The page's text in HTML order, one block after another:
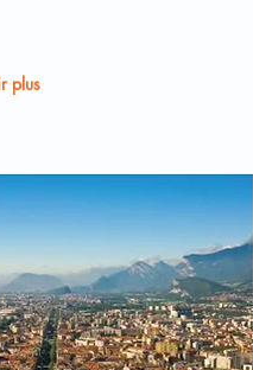
plus